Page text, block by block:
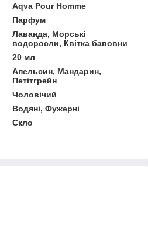
Aqva Pour Homme
Парфум
Лаванда, Морські
водоросли, Квітка бавовни
20 мл
Апельсин, Мандарин,
Петітгрейн
Чоловічий
Водяні, Фужерні
Скло